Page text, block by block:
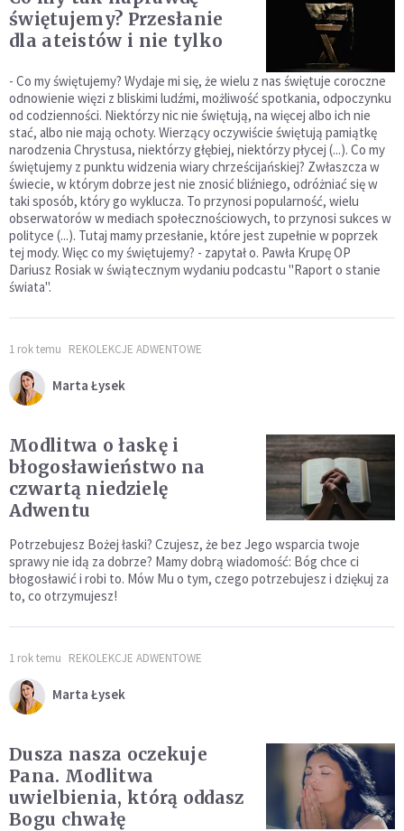
świętujemy? Przesłanie
dla ateistów i nie tylko
- Co my świętujemy? Wydaje mi się, że wielu z nas świętuje coroczne
odnowienie więzi z bliskimi ludźmi, możliwość spotkania, odpoczynku
od codzienności. Niektórzy nic nie świętują, na więcej albo ich nie
stać, albo nie mają ochoty. Wierzący oczywiście świętują pamiątkę
narodzenia Chrystusa, niektórzy głębiej, niektórzy płycej (...). Co my
świętujemy z punktu widzenia wiary chrześcijańskiej? Zwłaszcza w
świecie, w którym dobrze jest nie znosić bliźniego, odróżniać się w
taki sposób, który go wyklucza. To przynosi popularność, wielu
obserwatorów w mediach społecznościowych, to przynosi sukces w
polityce (...). Tutaj mamy przesłanie, które jest zupełnie w poprzek
tej mody. Więc co my świętujemy? - zapytał o. Pawła Krupę OP
Dariusz Rosiak w świątecznym wydaniu podcastu "Raport o stanie
świata".
1 rok temu REKOLEKCJE ADWENTOWE
Marta Łysek
Modlitwa o łaskę i
błogosławieństwo na
czwartą niedzielę
Adwentu
Potrzebujesz Bożej łaski? Czujesz, że bez Jego wsparcia twoje
sprawy nie idą za dobrze? Mamy dobrą wiadomość: Bóg chce ci
błogosławić i robi to. Mów Mu o tym, czego potrzebujesz i dziękuj za
to, co otrzymujesz!
1 rok temu REKOLEKCJE ADWENTOWE
Marta Łysek
Dusza nasza oczekuje
Pana. Modlitwa
uwielbienia, którą oddasz
Bogu chwałę